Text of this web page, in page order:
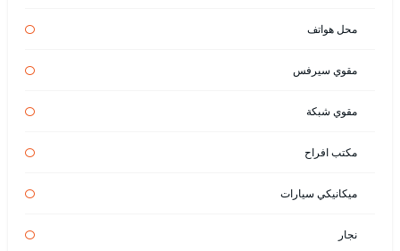
محل هواتف
مقوي سيرفس
مقوي شبكة
مكتب افراح
ميكانيكي سيارات
نجار